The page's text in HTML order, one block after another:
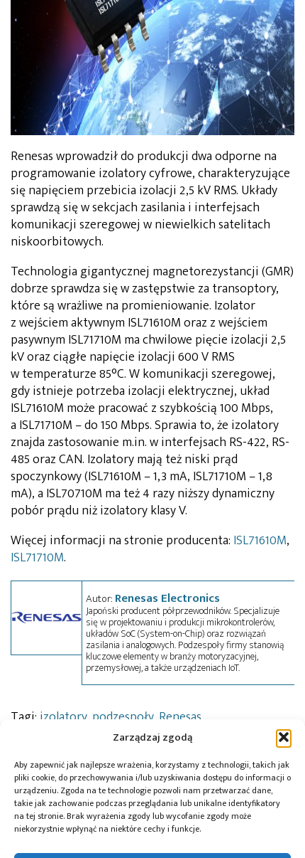
Zarządzaj zgodą
Aby zapewnić jak najlepsze wrażenia, korzystamy z technologii, takich jak
pliki cookie, do przechowywania i/lub uzyskiwania dostępu do informacji o
urządzeniu. Zgoda na te technologie pozwoli nam przetwarzać dane,
takie jak zachowanie podczas przeglądania lub unikalne identyfikatory
na tej stronie. Brak wyrażenia zgody lub wycofanie zgody może
niekorzystnie wpłynąć na niektóre cechy i funkcje.
Renesas wprowadził do produkcji dwa odporne na
programowanie izolatory cyfrowe, charakteryzujące
się napięciem przebicia izolacji 2,5 kV RMS. Układy
sprawdzą się w sekcjach zasilania i interfejsach
komunikacji szeregowej w niewielkich satelitach
niskoorbitowych.
Technologia gigantycznej magnetorezystancji (GMR)
dobrze sprawdza się w zastępstwie za transoptory,
które są wrażliwe na promieniowanie. Izolator
z wejściem aktywnym ISL71610M oraz z wejściem
pasywnym ISL71710M ma chwilowe pięcie izolacji 2,5
kV oraz ciągłe napięcie izolacji 600 V RMS
w temperaturze 85°C. W komunikacji szeregowej,
gdy istnieje potrzeba izolacji elektrycznej, układ
ISL71610M może pracować z szybkością 100 Mbps,
a ISL71710M – do 150 Mbps. Sprawia to, że izolatory
znajda zastosowanie m.in. w interfejsach RS-422, RS-
485 oraz CAN. Izolatory mają też niski prąd
spoczynkowy (ISL71610M – 1,3 mA, ISL71710M – 1,8
mA), a ISL70710M ma też 4 razy niższy dynamiczny
pobór prądu niż izolatory klasy V.
Więcej informacji na stronie producenta: ISL71610M,
ISL71710M.
Autor: Renesas Electronics
Japoński producent półprzewodników. Specjalizuje
się w projektowaniu i produkcji mikrokontrolerów,
układów SoC (System-on-Chip) oraz rozwiązań
zasilania i analogowych. Podzespoły firmy stanowią
kluczowe elementy w branży motoryzacyjnej,
przemysłowej, a także urządzeniach IoT.
Tagi: izolatory, podzespoły, Renesas
Przeczytaj również: